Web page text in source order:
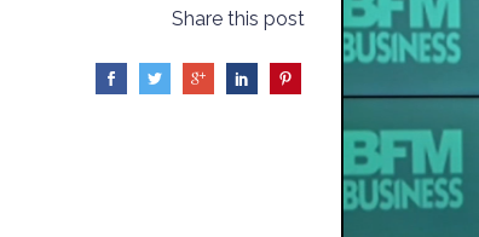
Share this post